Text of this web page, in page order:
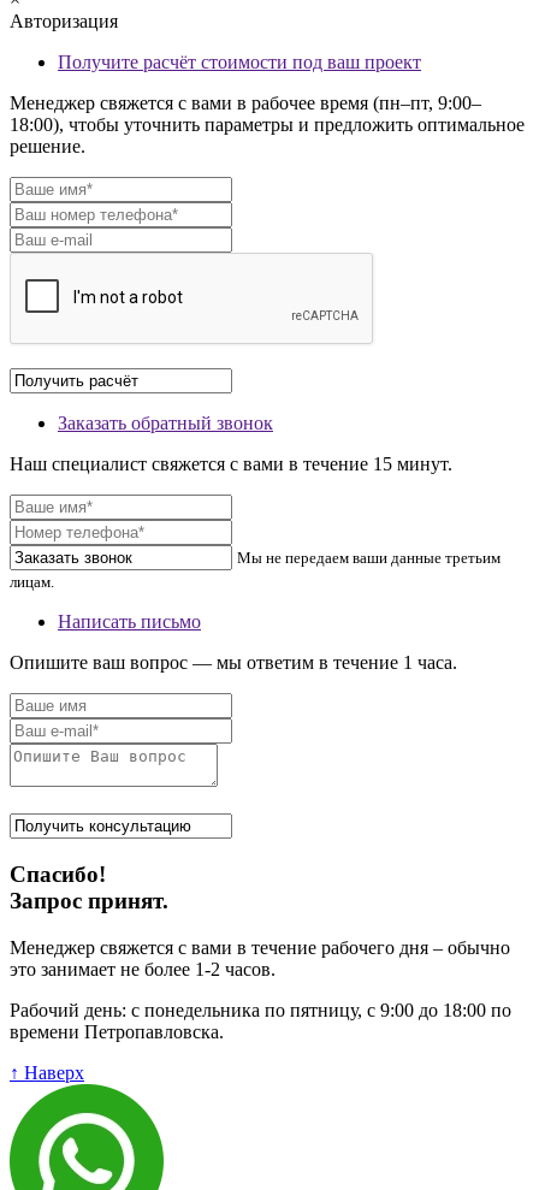
Авторизация
Получите расчёт стоимости под ваш проект
Менеджер свяжется с вами в рабочее время (пн–пт, 9:00–
18:00), чтобы уточнить параметры и предложить оптимальное
решение.
Заказать обратный звонок
Наш специалист свяжется с вами в течение 15 минут.
Мы не передаем ваши данные третьим
лицам.
Написать письмо
Опишите ваш вопрос — мы ответим в течение 1 часа.
Спасибо!
Запрос принят.
Менеджер свяжется с вами в течение рабочего дня – обычно
это занимает не более 1-2 часов.
Рабочий день: с понедельника по пятницу, с 9:00 до 18:00 по
времени Петропавловска.
↑ Наверх